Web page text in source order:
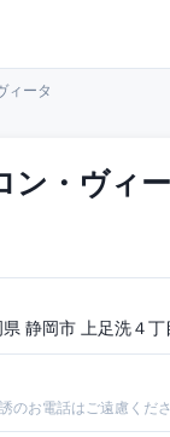
ィータ
ン・ヴィ
岡市 上足洗４丁
のお電話はご遠慮くださ